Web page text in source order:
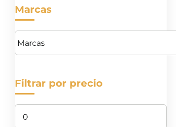
Marcas
Filtrar por precio
Precio
mínimo